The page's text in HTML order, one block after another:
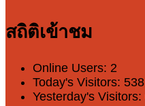
สถิติเข้าชม
Online Users: 2
Today's Visitors: 538
Yesterday's Visitors: